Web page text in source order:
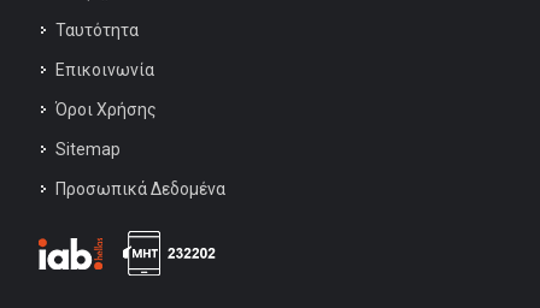
Ταυτότητα
Επικοινωνία
Όροι Χρήσης
Sitemap
Προσωπικά Δεδομένα